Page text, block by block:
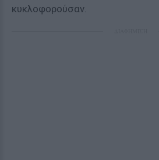
κυκλοφορούσαν.